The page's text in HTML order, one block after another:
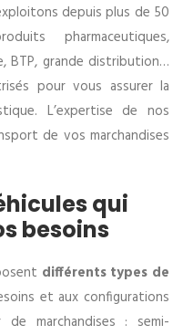
depuis plus de 50
pharmaceutiques,
BTP, grande distribution…
pour vous assurer la
L’expertise de nos
de vos marchandises
qui
besoins
différents types de
et aux configurations
marchandises : semi-